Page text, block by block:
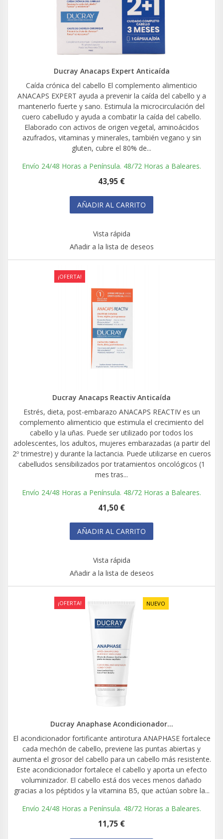
Ducray Anacaps Expert Anticaída
Caída crónica del cabello El complemento alimenticio
ANACAPS EXPERT ayuda a prevenir la caída del cabello y a
mantenerlo fuerte y sano. Estimula la microcirculación del
cuero cabelludo y ayuda a combatir la caída del cabello.
Elaborado con activos de origen vegetal, aminoácidos
azufrados, vitaminas y minerales, también vegano y sin
gluten, cubre el 80% de...
Envío 24/48 Horas a Península. 48/72 Horas a Baleares.
43,95 €
AÑADIR AL CARRITO
Vista rápida
Añadir a la lista de deseos
¡OFERTA!
Ducray Anacaps Reactiv Anticaída
Estrés, dieta, post-embarazo ANACAPS REACTIV es un
complemento alimenticio que estimula el crecimiento del
cabello y la uñas. Puede ser utilizado por todos los
adolescentes, los adultos, mujeres embarazadas (a partir del
2º trimestre) y durante la lactancia. Puede utilizarse en cueros
cabelludos sensibilizados por tratamientos oncológicos (1
mes tras...
Envío 24/48 Horas a Península. 48/72 Horas a Baleares.
41,50 €
AÑADIR AL CARRITO
Vista rápida
Añadir a la lista de deseos
NUEVO
¡OFERTA!
Ducray Anaphase Acondicionador...
El acondicionador fortificante antirotura ANAPHASE fortalece
cada mechón de cabello, previene las puntas abiertas y
aumenta el grosor del cabello para un cabello más resistente.
Este acondicionador fortalece el cabello y aporta un efecto
voluminizador. El cabello está dos veces menos dañado
gracias a los péptidos y la vitamina B5, que actúan sobre la...
Envío 24/48 Horas a Península. 48/72 Horas a Baleares.
11,75 €